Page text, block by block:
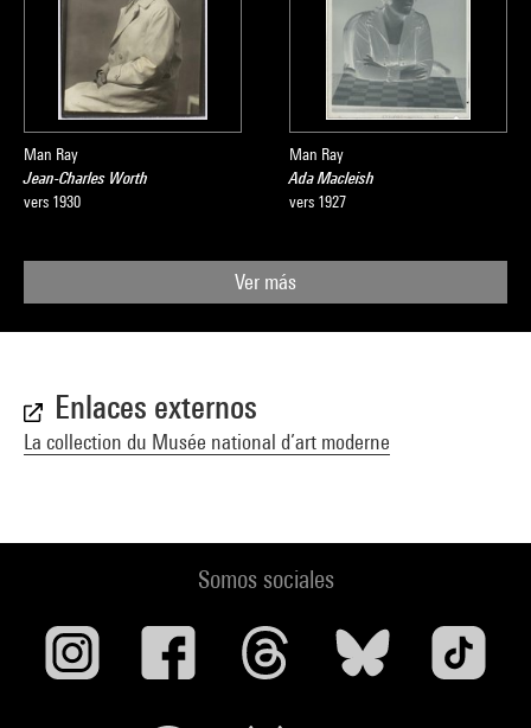
Man Ray
Jean-Charles Worth
vers 1930
Man Ray
Ada Macleish
vers 1927
Ver más
Enlaces externos
La collection du Musée national d’art moderne
Somos sociales